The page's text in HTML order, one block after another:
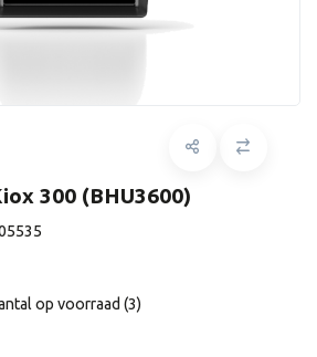
300 (BHU3600)
op voorraad (3)